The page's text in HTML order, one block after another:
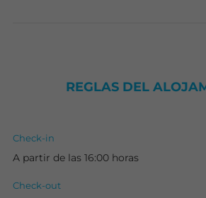
REGLAS DEL
Check-in
A partir de las 16:00 horas
Check-out